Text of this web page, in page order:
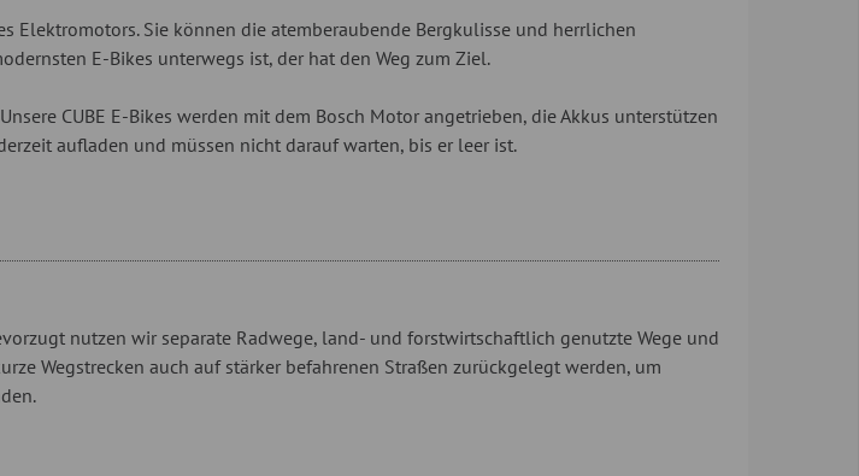
Sie können die atemberaubende Bergkulisse und herrlichen
E-Bikes unterwegs ist, der hat den Weg zum Ziel.
CUBE E-Bikes werden mit dem Bosch Motor angetrieben, die Akkus unterstützen
aufladen und müssen nicht darauf warten, bis er leer ist.
nutzen wir separate Radwege, land- und forstwirtschaftlich genutzte Wege und
Wegstrecken auch auf stärker befahrenen Straßen zurückgelegt werden, um